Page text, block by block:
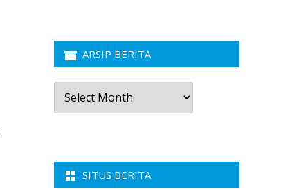
ARSIP BERITA
Arsip
Berita
SITUS BERITA